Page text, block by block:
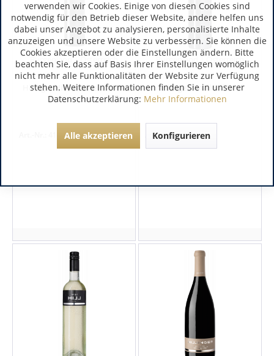
Burgenland | Österreich
Hillinger Hill 1 Rotweincuvée
Barrique
4154
Burgenland | Österreich
Hillinger Small Hill Red
Art.-Nr.: 4129
verwenden wir Cookies. Einige von diesen Cookies sind
notwendig für den Betrieb dieser Website, andere helfen uns
dabei unser Angebot zu analysieren, personalisierte Inhalte
anzuzeigen und unsere Website zu verbessern. Sie können die
Cookies akzeptieren oder die Einstellungen ändern. Bitte
beachten Sie, dass auf Basis Ihrer Einstellungen womöglich
nicht mehr alle Funktionalitäten der Website zur Verfügung
stehen. Weitere Informationen finden Sie in unserer
Datenschutzerklärung: Mehr Informationen
Alle akzeptieren Konfigurieren